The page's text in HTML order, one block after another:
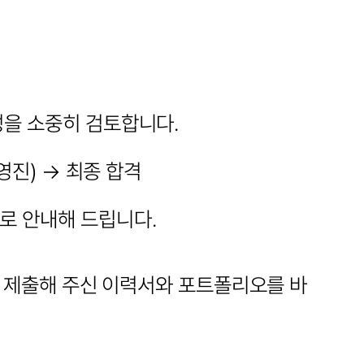
소중히 검토합니다.
진) → 최종 합격
안내해 드립니다.
출해 주신 이력서와 포트폴리오를 바